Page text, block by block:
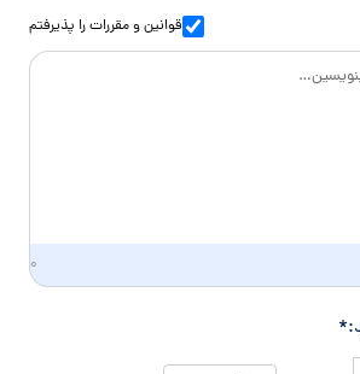
قوانین و مقرراترا پذیرفتم
۰
*